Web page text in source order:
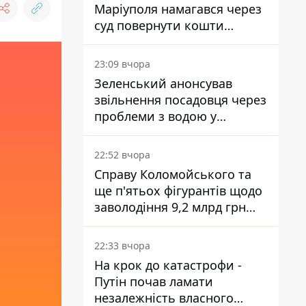
Маріуполя намагався через
суд повернути кошти
субсидії з рахунку в
Ощадбанку - яким було
рішення
23:09 вчора
Зеленський анонсував
звільнення посадовця через
проблеми з водою у
Марганці
22:52 вчора
Справу Коломойського та
ще п'ятьох фігурантів щодо
заволодіння 9,2 млрд грн
ПриватБанку скерували до
суду
22:33 вчора
На крок до катастрофи -
Путін почав ламати
незалежність власного